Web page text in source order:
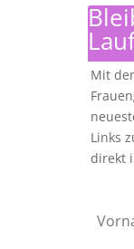
Mit
Links
direkt